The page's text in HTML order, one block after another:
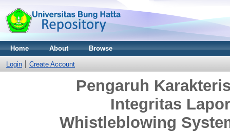
Home About Browse
Login Create Account
Pengaruh
Integritas
Whistleblowing